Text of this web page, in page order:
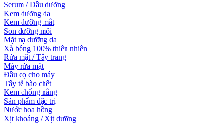
Serum / Dầu dưỡng
Kem dưỡng da
Kem dưỡng mắt
Son dưỡng môi
Mặt nạ dưỡng da
Xà bông 100% thiên nhiên
Rửa mặt / Tẩy trang
Máy rửa mặt
Đầu cọ cho máy
Tẩy tế bào chết
Kem chống nắng
Sản phẩm đặc trị
Nước hoa hồng
Xịt khoáng / Xịt dưỡng